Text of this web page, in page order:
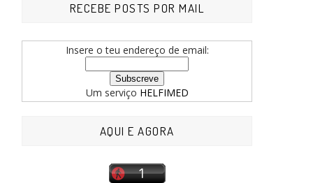
RECEBE POSTS POR MAIL
Insere o teu endereço de email:
Um serviço HELFIMED
AQUI E AGORA